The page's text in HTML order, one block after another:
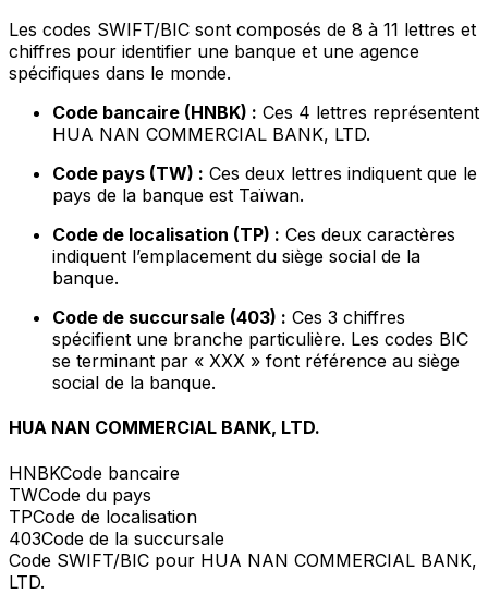
Les codes SWIFT/BIC sont composés de 8 à 11 lettres et
chiffres pour identifier une banque et une agence
spécifiques dans le monde.
Code bancaire (HNBK) : Ces 4 lettres représentent
HUA NAN COMMERCIAL BANK, LTD.
Code pays (TW) : Ces deux lettres indiquent que le
pays de la banque est Taïwan.
Code de localisation (TP) : Ces deux caractères
indiquent l’emplacement du siège social de la
banque.
Code de succursale (403) : Ces 3 chiffres
spécifient une branche particulière. Les codes BIC
se terminant par « XXX » font référence au siège
social de la banque.
HUA NAN COMMERCIAL BANK, LTD.
HNBKCode bancaire
TWCode du pays
TPCode de localisation
403Code de la succursale
Code SWIFT/BIC pour HUA NAN COMMERCIAL BANK,
LTD.